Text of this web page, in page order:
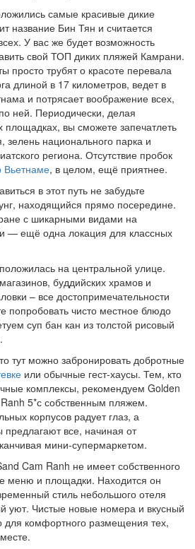
самые красивые дикие
название Бин Тян и считается
У вас же будет возможность
свой ТОП диких пляжей Камрани.
просто трубят о красоте перевала
длиной в 17 километров, ведет в
и потрясает воображение всех,
ней. Периодически, делая
площадках, вы сможете запечатлеть
зелень национального парка и
региона. Отсутствие пробок
Вьетнаме, в целом, ещё приятнее.
в этот путь не забудьте
находящийся прямо посередине.
с шикарными видами на
— ещё одна локация для классных
на центральной улице.
буддийских храмов и
– все достопримечательности
попробовать чисто местное блюдо
суп бан кан из толстой рисовый
тут можно забронировать добротные
или обычные гест-хаусы. Тем, кто
комплексы, рекомендуем Golden
5*с собственным пляжем.
корпусов радует глаз, а
все, начиная от
мини-супермаркетом.
Cam Ranh не имеет собственного
меню и площадки. Находится он
стиль небольшого отеля
уют. Чистые новые номера и вкусный
для комфортного размещения тех,